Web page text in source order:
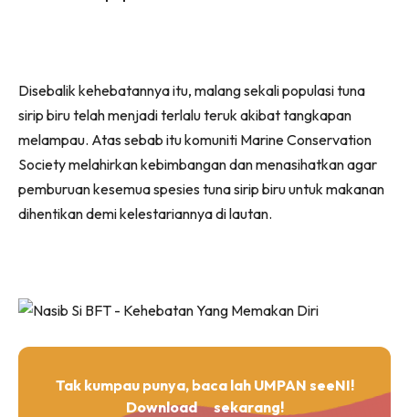
Disebalik kehebatannya itu, malang sekali populasi tuna
sirip biru telah menjadi terlalu teruk akibat tangkapan
melampau. Atas sebab itu komuniti Marine Conservation
Society melahirkan kebimbangan dan menasihatkan agar
pemburuan kesemua spesies tuna sirip biru untuk makanan
dihentikan demi kelestariannya di lautan.
Tak kumpau punya, baca lah UMPAN seeNI!
Download
sekarang!